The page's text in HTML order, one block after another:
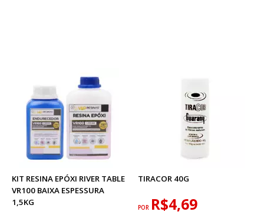
KIT RESINA EPÓXI RIVER TABLE
VR100 BAIXA ESPESSURA
1,5KG
TIRACOR 40G
POR R$4,69